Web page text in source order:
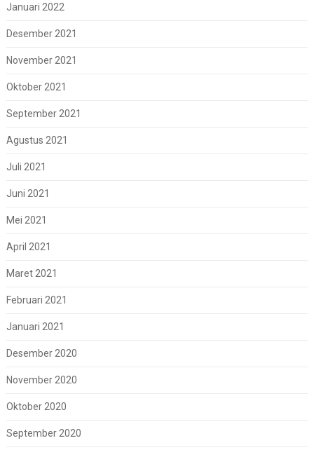
Januari 2022
Desember 2021
November 2021
Oktober 2021
September 2021
Agustus 2021
Juli 2021
Juni 2021
Mei 2021
April 2021
Maret 2021
Februari 2021
Januari 2021
Desember 2020
November 2020
Oktober 2020
September 2020